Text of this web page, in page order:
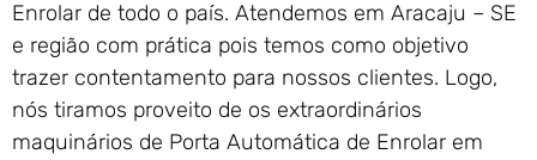
Enrolar em Nova Iguaçu – RJ
Portão de Garagem de
Enrolar em Nova Friburgo –
RJ
Enrolar de todo o país. Atendemos em Aracaju – SE
e região com prática pois temos como objetivo
trazer contentamento para nossos clientes. Logo,
nós tiramos proveito de os extraordinários
maquinários de Porta Automática de Enrolar em